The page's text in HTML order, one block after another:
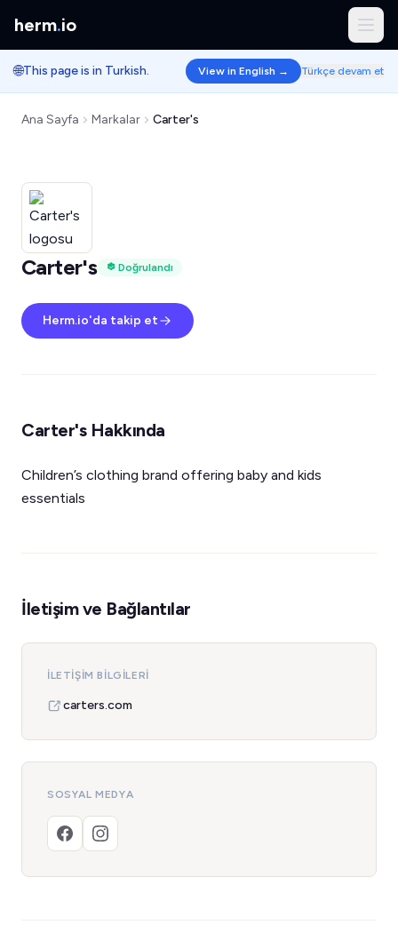
herm.io
🌐This page is in Turkish. View in English → Türkçe devam et
Ana Sayfa Markalar Carter's
Carter's Doğrulandı
Herm.io'da takip et
Carter's Hakkında
Children’s clothing brand offering baby and kids
essentials
İletişim ve Bağlantılar
İLETIŞIM BILGILERI
carters.com
SOSYAL MEDYA